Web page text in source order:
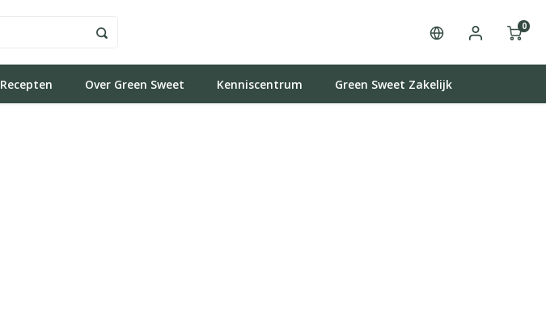
0
Recepten Over Green Sweet Kenniscentrum Green Sweet Zakelijk